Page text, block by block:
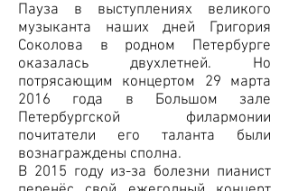
Пауза в выступлениях великого
музыканта наших дней Григория
Соколова в родном Петербурге
оказалась двухлетней. Но
потрясающим концертом 29 марта
2016 года в Большом зале
Петербургской филармонии
почитатели его таланта были
вознаграждены сполна.
В 2015 году из-за болезни пианист